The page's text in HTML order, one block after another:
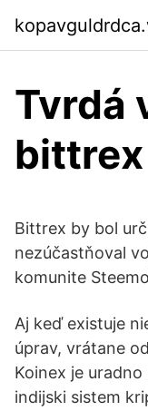
Tvrdá
Bittrex by bol
nezúčastňoval
komunite
Aj keď existuje
úprav, vrátane
Koinex je
indijski sistem